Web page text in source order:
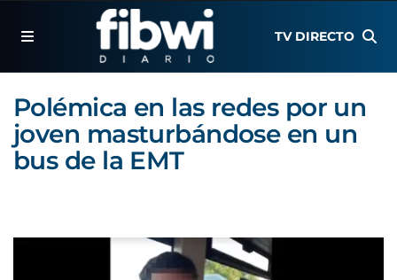
TV DIRECTO
Polémica en las redes por un
joven masturbándose en un
bus de la EMT